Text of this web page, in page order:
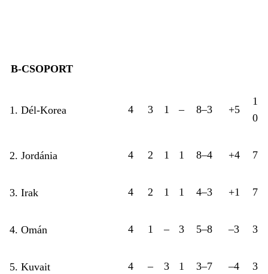
1. Dél-Korea 4 3 1 – 8–3 +5
1
0
2. Jordánia 4 2 1 1 8–4 +4 7
3. Irak 4 2 1 1 4–3 +1 7
4. Omán 4 1 – 3 5–8 –3 3
5. Kuvait 4 – 3 1 3–7 –4 3
B-CSOPORT